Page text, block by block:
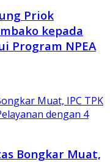
Priok
kepada
Program NPEA
Bongkar Muat,